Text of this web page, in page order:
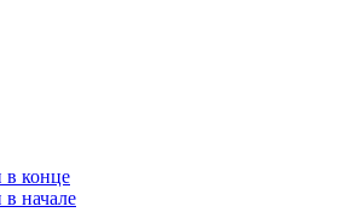
в конце
начале